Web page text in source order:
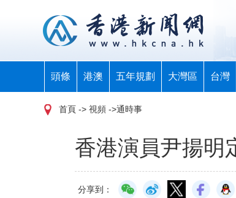
頭條 港澳 五年規劃 大灣區 台灣
首頁 -> 視頻 ->通時事
香港演員尹揚明
分享到：